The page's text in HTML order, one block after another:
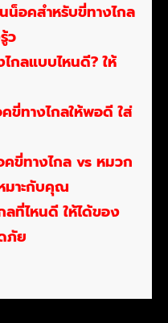
อคสำหรับขี่ทางไกล
ว
กลแบบไหนดี? ให้
ขี่ทางไกลให้พอดี ใส่
ขี่ทางไกล vs หมวก
มาะกับคุณ
ที่ไหนดี ให้ได้ของ
ภัย